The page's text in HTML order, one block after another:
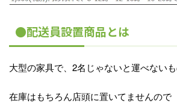
●配送員設置商品とは
大型の家具で、2名じゃないと運べないも
在庫はもちろん店頭に置いてませんので